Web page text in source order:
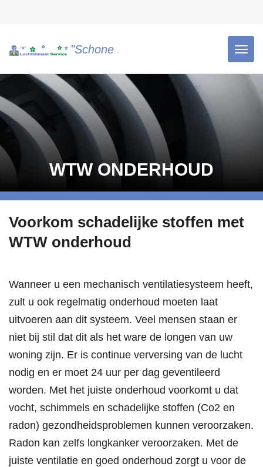
"Schone lucht is gezonde lucht!"
WTW ONDERHOUD
Voorkom schadelijke stoffen met
WTW onderhoud
Wanneer u een mechanisch ventilatiesysteem heeft,
zult u ook regelmatig onderhoud moeten laat
uitvoeren aan dit systeem. Veel mensen staan er
niet bij stil dat dit als het ware de longen van uw
woning zijn. Er is continue verversing van de lucht
nodig en er moet 24 uur per dag geventileerd
worden. Met het juiste onderhoud voorkomt u dat
vocht, schimmels en schadelijke stoffen (Co2 en
radon) gezondheidsproblemen kunnen veroorzaken.
Radon kan zelfs longkanker veroorzaken. Met de
juiste ventilatie en goed onderhoud zorgt u voor de